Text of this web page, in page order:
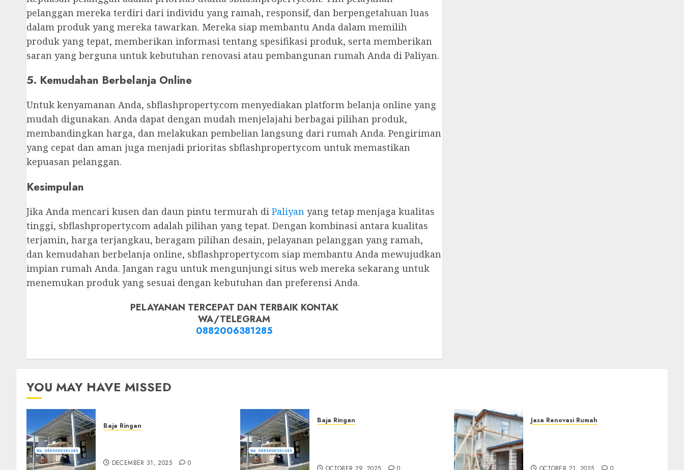
pelanggan mereka terdiri dari individu yang ramah, responsif, dan berpengetahuan luas
dalam produk yang mereka tawarkan. Mereka siap membantu Anda dalam memilih
produk yang tepat, memberikan informasi tentang spesifikasi produk, serta memberikan
saran yang berguna untuk kebutuhan renovasi atau pembangunan rumah Anda di Paliyan.
5. Kemudahan Berbelanja Online
Untuk kenyamanan Anda, sbflashproperty.com menyediakan platform belanja online yang
mudah digunakan. Anda dapat dengan mudah menjelajahi berbagai pilihan produk,
membandingkan harga, dan melakukan pembelian langsung dari rumah Anda. Pengiriman
yang cepat dan aman juga menjadi prioritas sbflashproperty.com untuk memastikan
kepuasan pelanggan.
Kesimpulan
Jika Anda mencari kusen dan daun pintu termurah di Paliyan yang tetap menjaga kualitas
tinggi, sbflashproperty.com adalah pilihan yang tepat. Dengan kombinasi antara kualitas
terjamin, harga terjangkau, beragam pilihan desain, pelayanan pelanggan yang ramah,
dan kemudahan berbelanja online, sbflashproperty.com siap membantu Anda mewujudkan
impian rumah Anda. Jangan ragu untuk mengunjungi situs web mereka sekarang untuk
menemukan produk yang sesuai dengan kebutuhan dan preferensi Anda.
PELAYANAN TERCEPAT DAN TERBAIK KONTAK
WA/TELEGRAM
0882006381285
YOU MAY HAVE MISSED
Baja Ringan
DECEMBER 31, 2025 0
Baja Ringan Jasa Renovasi Rumah